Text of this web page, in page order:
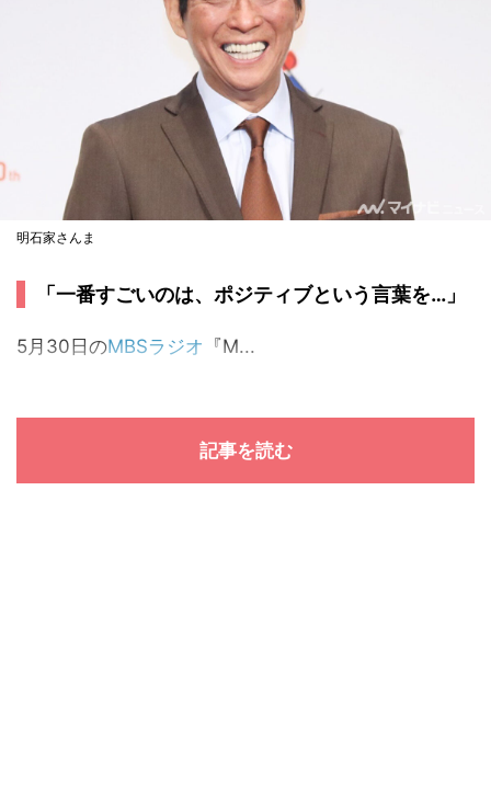
明石家さんま
「一番すごいのは、ポジティブという言葉を…」
5月30日のMBSラジオ 『M...
記事を読む